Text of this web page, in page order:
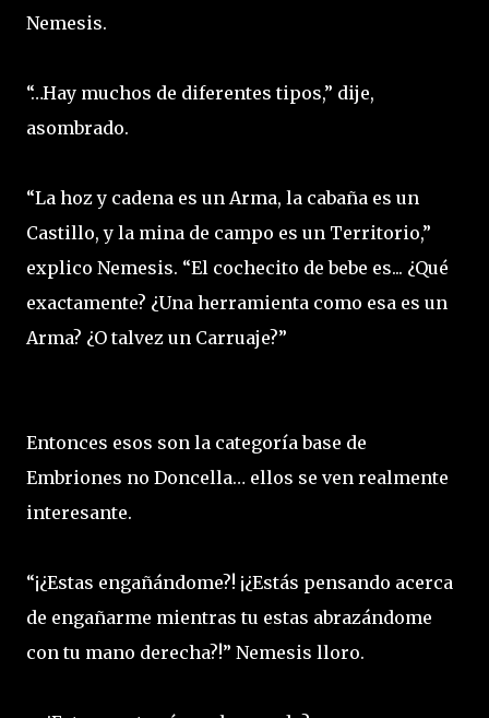
Nemesis.
“…Hay muchos de diferentes tipos,” dije,
asombrado.
“La hoz y cadena es un Arma, la cabaña es un
Castillo, y la mina de campo es un Territorio,”
explico Nemesis. “El cochecito de bebe es... ¿Qué
exactamente? ¿Una herramienta como esa es un
Arma? ¿O talvez un Carruaje?”
Entonces esos son la categoría base de
Embriones no Doncella… ellos se ven realmente
interesante.
“¡¿Estas engañándome?! ¡¿Estás pensando acerca
de engañarme mientras tu estas abrazándome
con tu mano derecha?!” Nemesis lloro.